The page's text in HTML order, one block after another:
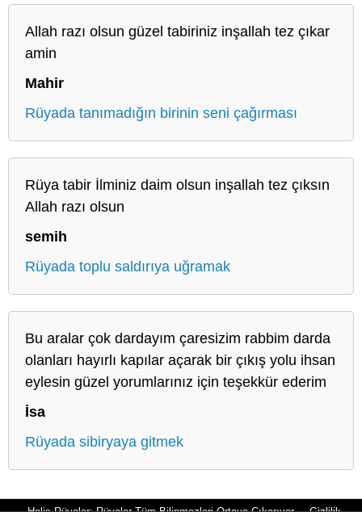
Allah razı olsun güzel tabiriniz inşallah tez çıkar
amin
Mahir
Rüyada tanımadığın birinin seni çağırması
Rüya tabir İlminiz daim olsun inşallah tez çıksın
Allah razı olsun
semih
Rüyada toplu saldırıya uğramak
Bu aralar çok dardayım çaresizim rabbim darda
olanları hayırlı kapılar açarak bir çıkış yolu ihsan
eylesin güzel yorumlarınız için teşekkür ederim
İsa
Rüyada sibiryaya gitmek